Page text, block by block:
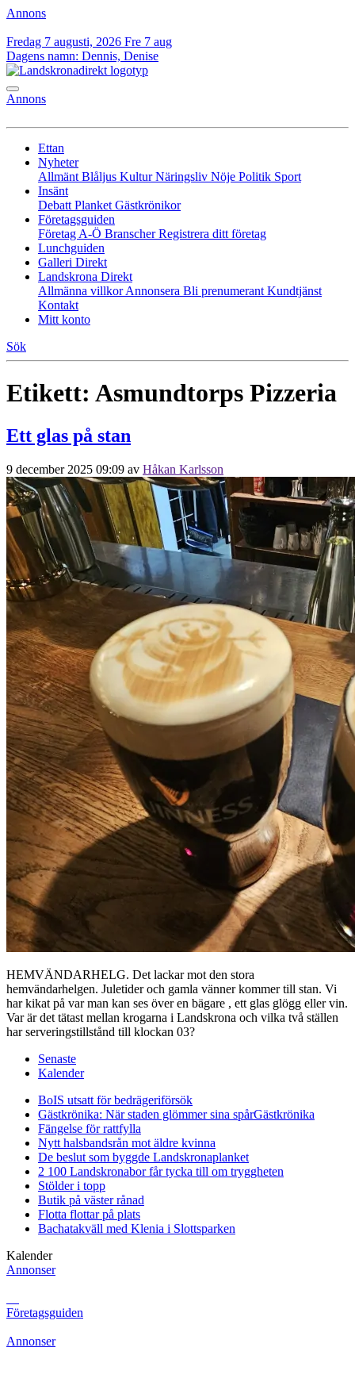
Annons
Fredag 7 augusti, 2026 Fre 7 aug
Dagens namn: Dennis, Denise
Annons
Ettan
Nyheter
Allmänt Blåljus KulturNäringsliv Nöje Politik Sport
Insänt
Debatt Planket Gästkrönikor
Företagsguiden
Företag A-Ö BranscherRegistrera ditt företag
Lunchguiden
Galleri Direkt
Landskrona Direkt
Allmänna villkorAnnonsera Bli prenumerant Kundtjänst
Kontakt
Mitt konto
Sök
Etikett: Asmundtorps Pizzeria
Ett glas på stan
9 december 2025 09:09 av Håkan Karlsson
HEMVÄNDARHELG. Det lackar mot den stora
hemvändarhelgen. Juletider och gamla vänner kommer till stan. Vi
har kikat på var man kan ses över en bägare , ett glas glögg eller vin.
Var är det tätast mellan krogarna i Landskrona och vilka två ställen
har serveringstillstånd till klockan 03?
Senaste
Kalender
BoIS utsatt för bedrägeriförsök
Gästkrönika: När staden glömmer sina spårGästkrönika
Fängelse för rattfylla
Nytt halsbandsrån mot äldre kvinna
De beslut som byggde Landskronaplanket
2 100 Landskronabor får tycka till om tryggheten
Stölder i topp
Butik på väster rånad
Flotta flottar på plats
Bachatakväll med Klenia i Slottsparken
Kalender
Annonser
Företagsguiden
Annonser